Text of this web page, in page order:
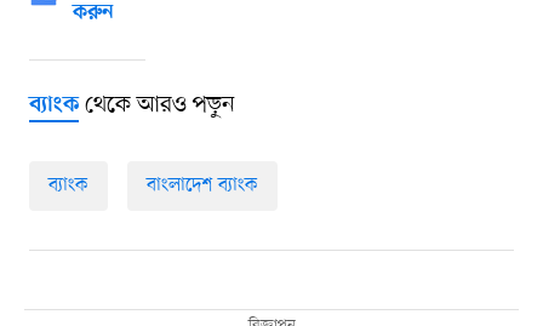
করুন
ব্যাংকথেকে আরও পড়ুন
ব্যাংক বাংলাদেশ ব্যাংক